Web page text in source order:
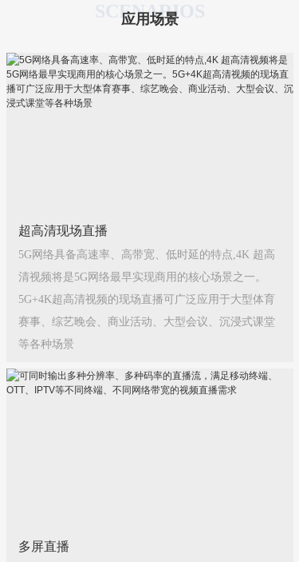
超高清现场直播
5G网络具备高速率、高带宽、低时延的特点,4K 超高
清视频将是5G网络最早实现商用的核心场景之一。
5G+4K超高清视频的现场直播可广泛应用于大型体育
赛事、综艺晚会、商业活动、大型会议、沉浸式课堂
等各种场景
多屏直播
应用场景
SCENARIOS